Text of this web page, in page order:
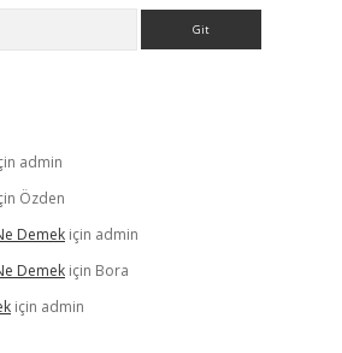
admin
Özden
Demek için admin
Demek için Bora
için admin